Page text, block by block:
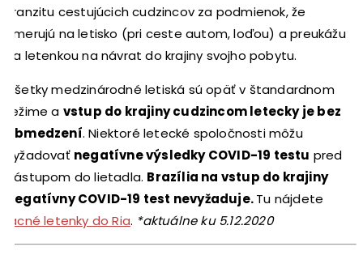
tranzitu cestujúcich cudzincov za podmienok, že
smerujú na letisko (pri ceste autom, loďou) a preukážu
sa letenkou na návrat do krajiny svojho pobytu.
Všetky medzinárodné letiská sú opäť v štandardnom
režime a vstup do krajiny cudzincom letecky je bez
obmedzení. Niektoré letecké spoločnosti môžu
vyžadovať negatívne výsledky COVID-19 testu pred
nástupom do lietadla. Brazília na vstup do krajiny
negatívny COVID-19 test nevyžaduje.Tu nájdete
lacné letenky do Ria. *aktuálne ku 5.12.2020